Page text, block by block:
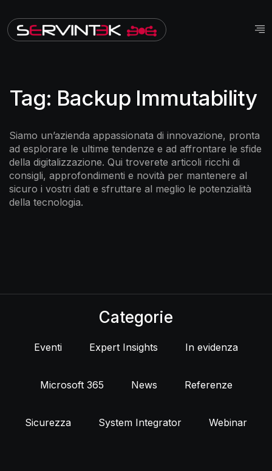
Tag: Backup Immutability
Siamo un’azienda appassionata di innovazione, pronta
ad esplorare le ultime tendenze e ad affrontare le sfide
della digitalizzazione. Qui troverete articoli ricchi di
consigli, approfondimenti e novità per mantenere al
sicuro i vostri dati e sfruttare al meglio le potenzialità
della tecnologia.
Categorie
Eventi Expert Insights In evidenza
Microsoft 365 News Referenze
Sicurezza System Integrator Webinar